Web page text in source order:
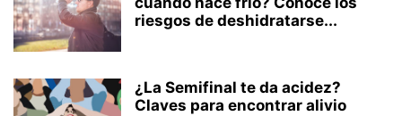
riesgos de deshidratarse...
¿La Semifinal te da acidez?
Claves para encontrar alivio